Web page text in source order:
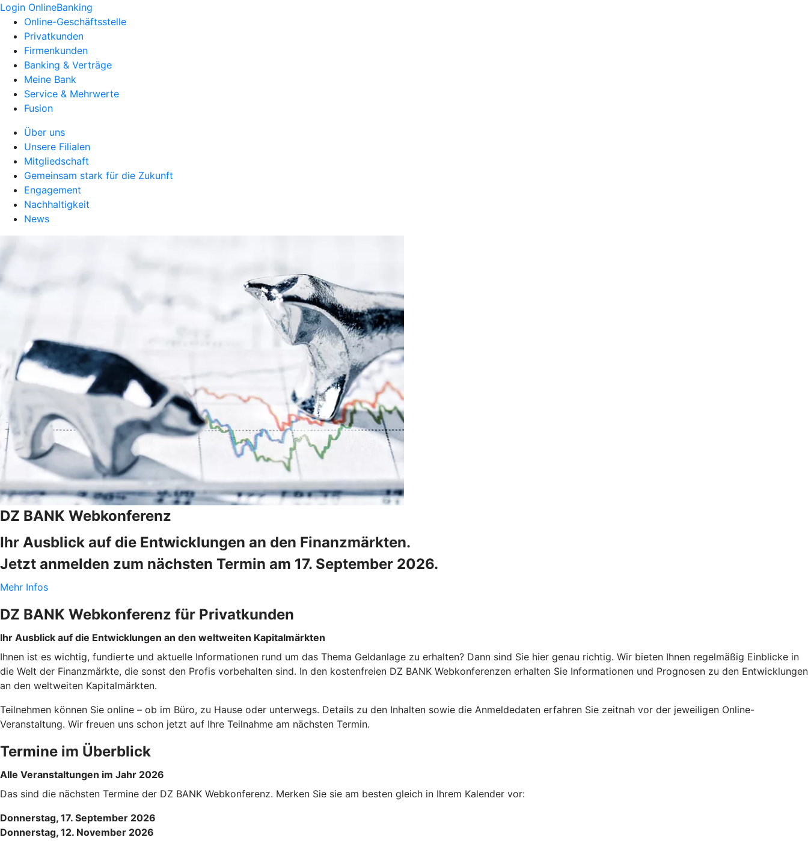
Login OnlineBanking
Online-Geschäftsstelle
Privatkunden
Firmenkunden
Banking & Verträge
Meine Bank
Service & Mehrwerte
Fusion
Über uns
Unsere Filialen
Mitgliedschaft
Gemeinsam stark für die Zukunft
Engagement
Nachhaltigkeit
News
DZ BANK Webkonferenz
Ihr Ausblick auf die Entwicklungen an den Finanzmärkten.
Jetzt anmelden zum nächsten Termin am 17. September 2026.
Mehr Infos
DZ BANK Webkonferenz für Privatkunden
Ihr Ausblick auf die Entwicklungen an den weltweiten Kapitalmärkten
Ihnen ist es wichtig, fundierte und aktuelle Informationen rund um das Thema Geldanlage zu erhalten? Dann sind Sie hier genau richtig. Wir bieten Ihnen regelmäßig Einblicke in
die Welt der Finanzmärkte, die sonst den Profis vorbehalten sind. In den kostenfreien DZ BANK Webkonferenzen erhalten Sie Informationen und Prognosen zu den Entwicklungen
an den weltweiten Kapitalmärkten.
Teilnehmen können Sie online – ob im Büro, zu Hause oder unterwegs. Details zu den Inhalten sowie die Anmeldedaten erfahren Sie zeitnah vor der jeweiligen Online-
Veranstaltung. Wir freuen uns schon jetzt auf Ihre Teilnahme am nächsten Termin.
Termine im Überblick
Alle Veranstaltungen im Jahr 2026
Das sind die nächsten Termine der DZ BANK Webkonferenz. Merken Sie sie am besten gleich in Ihrem Kalender vor:
Donnerstag, 17. September 2026
Donnerstag, 12. November 2026